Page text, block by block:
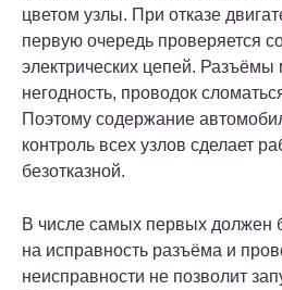
цветом узлы. При отказе
первую очередь проверяется
электрических цепей. Разъёмы
негодность, проводок
Поэтому содержание
контроль всех узлов сделает
безотказной.
В числе самых первых должен
на исправность разъёма и
неисправности не позволит